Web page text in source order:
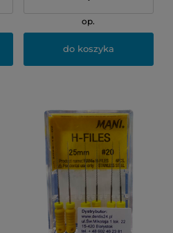
op.
do koszyka